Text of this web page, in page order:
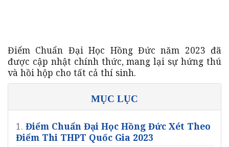
Điểm Chuẩn Đại Học Hồng Đức năm 2023 đã
được cập nhật chính thức, mang lại sự hứng thú
và hồi hộp cho tất cả thí sinh.
MỤC LỤC
1. Điểm Chuẩn Đại Học Hồng Đức Xét Theo
Điểm Thi THPT Quốc Gia 2023